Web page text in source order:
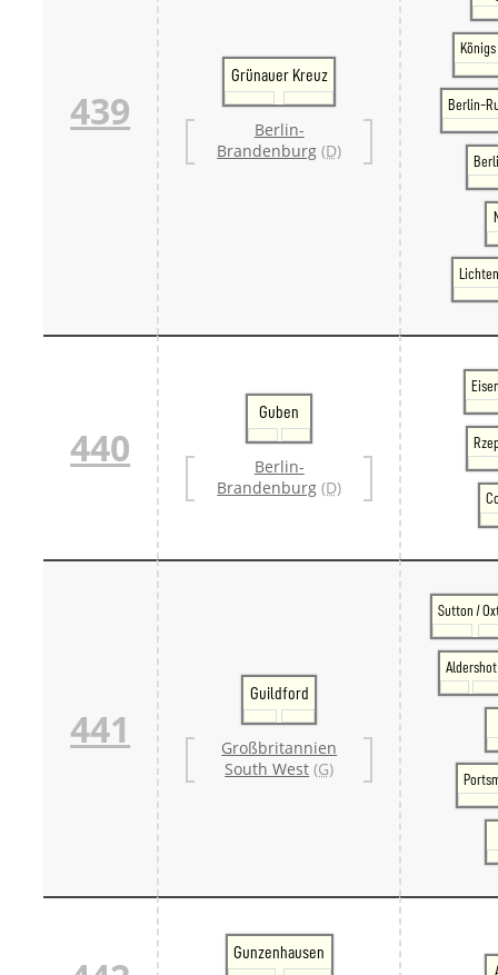
439
Grünauer Kreuz
Berlin-
Brandenburg (D)
Berlin-
440
Guben
Berlin-
Brandenburg (D)
441
Guildford
Großbritannien
South West (G)
Sutton /
Aldershot
Gunzenhausen